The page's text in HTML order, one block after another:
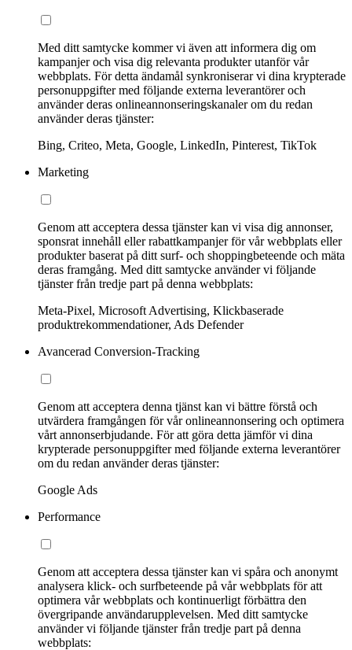
Med ditt samtycke kommer vi även att informera dig om
kampanjer och visa dig relevanta produkter utanför vår
webbplats. För detta ändamål synkroniserar vi dina krypterade
personuppgifter med följande externa leverantörer och
använder deras onlineannonseringskanaler om du redan
använder deras tjänster:
Bing, Criteo, Meta, Google, LinkedIn, Pinterest, TikTok
Marketing
Genom att acceptera dessa tjänster kan vi visa dig annonser,
sponsrat innehåll eller rabattkampanjer för vår webbplats eller
produkter baserat på ditt surf- och shoppingbeteende och mäta
deras framgång. Med ditt samtycke använder vi följande
tjänster från tredje part på denna webbplats:
Meta-Pixel, Microsoft Advertising, Klickbaserade
produktrekommendationer, Ads Defender
Avancerad Conversion-Tracking
Genom att acceptera denna tjänst kan vi bättre förstå och
utvärdera framgången för vår onlineannonsering och optimera
vårt annonserbjudande. För att göra detta jämför vi dina
krypterade personuppgifter med följande externa leverantörer
om du redan använder deras tjänster:
Google Ads
Performance
Genom att acceptera dessa tjänster kan vi spåra och anonymt
analysera klick- och surfbeteende på vår webbplats för att
optimera vår webbplats och kontinuerligt förbättra den
övergripande användarupplevelsen. Med ditt samtycke
använder vi följande tjänster från tredje part på denna
webbplats: